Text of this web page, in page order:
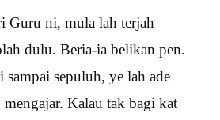
Guru ni, mula lah terjah
dulu. Beria-ia belikan pen.
sepuluh, ye lah ade
Kalau tak bagi kat